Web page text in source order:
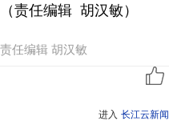
（责任编辑 胡汉敏）
责任编辑 胡汉敏
进入 长江云新闻